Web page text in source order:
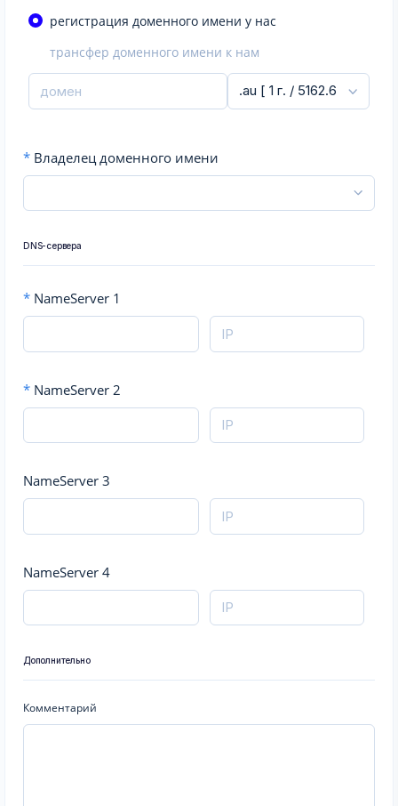
регистрация доменного имени у нас
трансфер доменного имени к нам
* Владелец доменного имени
DNS-сервера
* NameServer 1
* NameServer 2
NameServer 3
NameServer 4
Дополнительно
Комментарий